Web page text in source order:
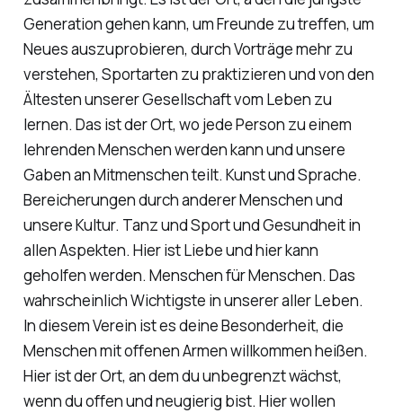
Generation gehen kann, um Freunde zu treffen, um
Neues auszuprobieren, durch Vorträge mehr zu
verstehen, Sportarten zu praktizieren und von den
Ältesten unserer Gesellschaft vom Leben zu
lernen. Das ist der Ort, wo jede Person zu einem
lehrenden Menschen werden kann und unsere
Gaben an Mitmenschen teilt. Kunst und Sprache.
Bereicherungen durch anderer Menschen und
unsere Kultur. Tanz und Sport und Gesundheit in
allen Aspekten. Hier ist Liebe und hier kann
geholfen werden. Menschen für Menschen. Das
wahrscheinlich Wichtigste in unserer aller Leben.
In diesem Verein ist es deine Besonderheit, die
Menschen mit offenen Armen willkommen heißen.
Hier ist der Ort, an dem du unbegrenzt wächst,
wenn du offen und neugierig bist. Hier wollen